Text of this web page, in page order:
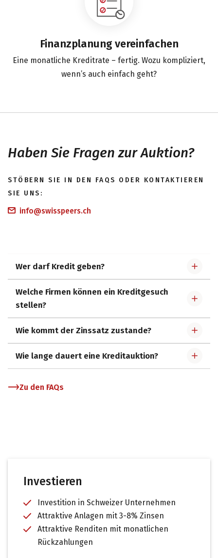
Finanzplanung vereinfachen
Eine monatliche Kreditrate – fertig. Wozu kompliziert,
wenn’s auch einfach geht?
Haben Sie Fragen zur Auktion?
STÖBERN SIE IN DEN FAQS ODER KONTAKTIEREN
SIE UNS:
info@swisspeers.ch
Wer darf Kredit geben?
Welche Firmen können ein Kreditgesuch
stellen?
Wie kommt der Zinssatz zustande?
Wie lange dauert eine Kreditauktion?
Zu den FAQs
Investieren
Investition in Schweizer Unternehmen
Attraktive Anlagen mit 3-8% Zinsen
Attraktive Renditen mit monatlichen
Rückzahlungen